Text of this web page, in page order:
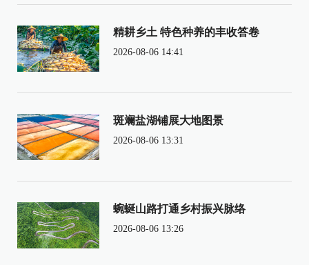
精耕乡土 特色种养的丰收答卷
2026-08-06 14:41
斑斓盐湖铺展大地图景
2026-08-06 13:31
蜿蜒山路打通乡村振兴脉络
2026-08-06 13:26